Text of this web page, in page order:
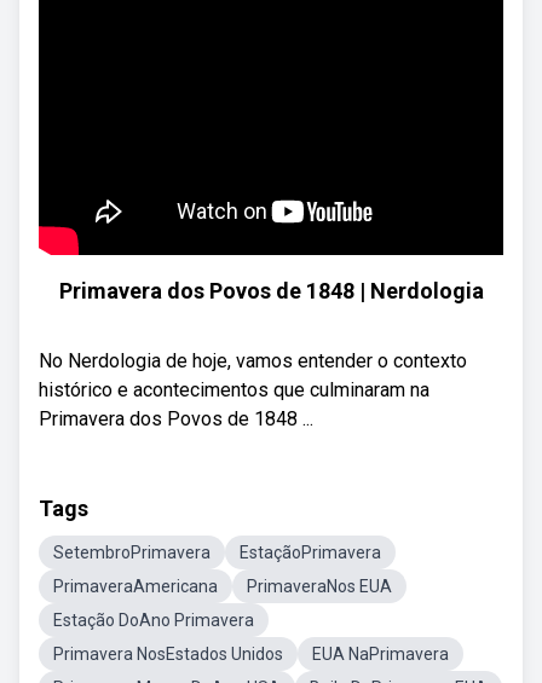
Primavera dos Povos de 1848 | Nerdologia
No Nerdologia de hoje, vamos entender o contexto
histórico e acontecimentos que culminaram na
Primavera dos Povos de 1848 ...
Tags
SetembroPrimavera
EstaçãoPrimavera
PrimaveraAmericana
PrimaveraNos EUA
Estação DoAno Primavera
Primavera NosEstados Unidos
EUA NaPrimavera